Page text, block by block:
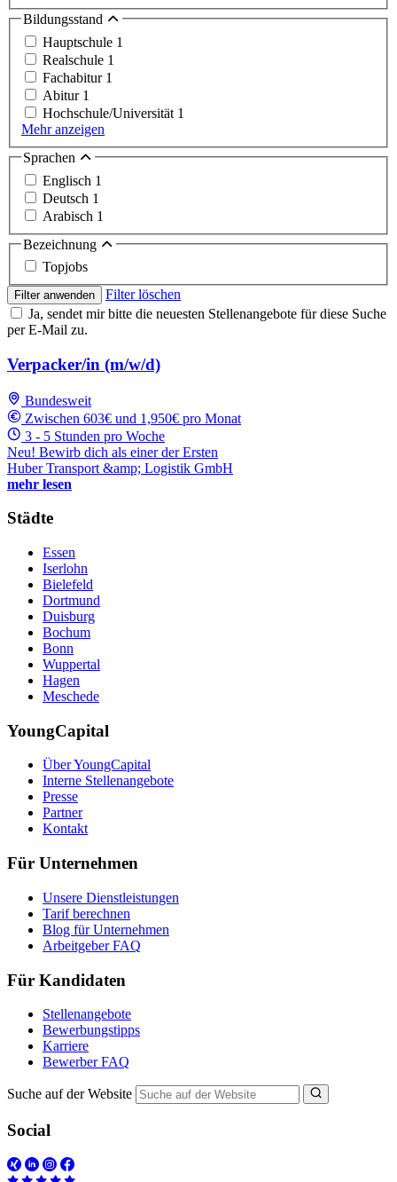
Bildungsstand
Hauptschule 1
Realschule 1
Fachabitur 1
Abitur 1
Hochschule/Universität 1
Mehr anzeigen
Sprachen
Englisch 1
Deutsch 1
Arabisch 1
Bezeichnung
Topjobs
Filter anwenden
Filter löschen
Ja, sendet mir bitte die neuesten Stellenangebote für diese Suche
per E-Mail zu.
Verpacker/in (m/w/d)
Bundesweit
Zwischen 603€ und 1,950€ pro Monat
3 - 5 Stunden pro Woche
Neu! Bewirb dich als einer der Ersten
Huber Transport &amp; Logistik GmbH
mehr lesen
Städte
Essen
Iserlohn
Bielefeld
Dortmund
Duisburg
Bochum
Bonn
Wuppertal
Hagen
Meschede
YoungCapital
Über YoungCapital
Interne Stellenangebote
Presse
Partner
Kontakt
Für Unternehmen
Unsere Dienstleistungen
Tarif berechnen
Blog für Unternehmen
Arbeitgeber FAQ
Für Kandidaten
Stellenangebote
Bewerbungstipps
Karriere
Bewerber FAQ
Suche auf der Website
Social